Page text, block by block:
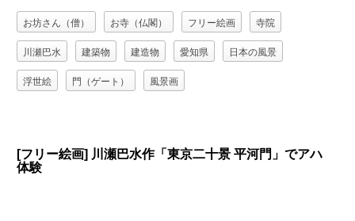
お坊さん（僧） お寺（仏閣） フリー絵画 寺院
川瀬巴水 建築物 建造物 愛知県 日本の風景
浮世絵 門（ゲート） 風景画
[フリー絵画] 川瀬巴水作「東京二十景 平河門」でアハ
体験